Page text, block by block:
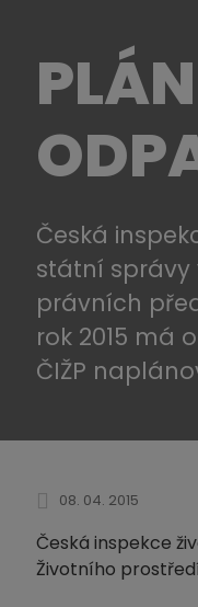
Česká
státní
právních
rok 2015 má
ČIŽP
08. 04. 2015
Česká inspekce
Životního